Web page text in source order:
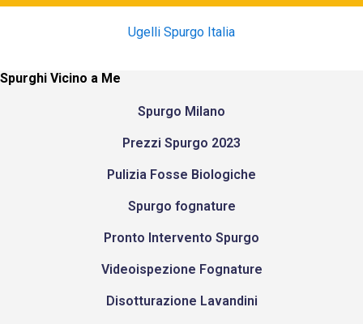
Ugelli Spurgo Italia
Spurghi Vicino a Me
Spurgo Milano
Prezzi Spurgo 2023
Pulizia Fosse Biologiche
Spurgo fognature
Pronto Intervento Spurgo
Videoispezione Fognature
Disotturazione Lavandini